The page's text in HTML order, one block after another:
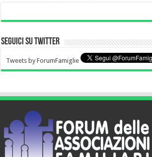
Seguici su Twitter
Tweets by ForumFamiglie